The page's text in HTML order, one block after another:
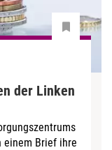
der Linken
einem Brief ihre